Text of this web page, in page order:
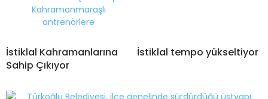
İstiklal Kahramanlarına
Sahip Çıkıyor
İstiklal tempo yükseltiyor